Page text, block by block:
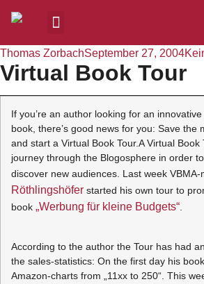
Thomas ZorbachSeptember 27, 2004
Virtual Book Tour
If you’re an author looking for an
book, there’s good news for you: Save the
and start a Virtual Book Tour.A Virtual
journey through the Blogosphere in order
discover new audiences. Last week VBMA-
Röthlingshöfer started his own tour to
book „Werbung für kleine Budgets“
According to the author the Tour has had
the sales-statistics: On the first day his
Amazon-charts from „11xx to 250“. This